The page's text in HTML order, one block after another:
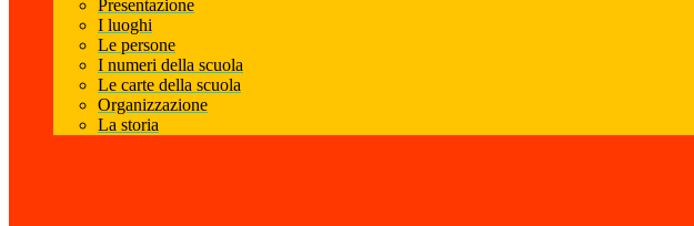
Presentazione
I luoghi
Le persone
I numeri della scuola
Le carte della scuola
Organizzazione
La storia